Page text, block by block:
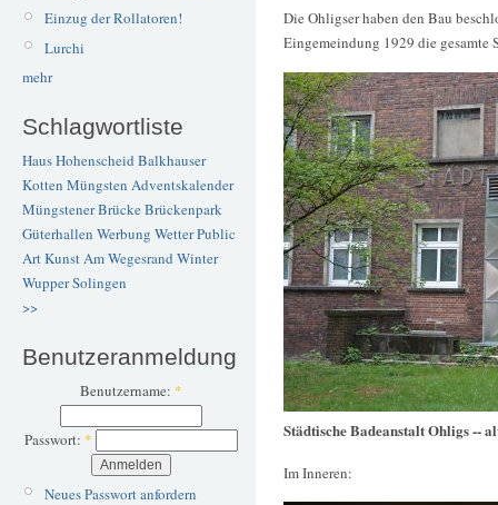
Einzug der Rollatoren!
Lurchi
mehr
Schlagwortliste
Haus Hohenscheid Balkhauser
Kotten Müngsten Adventskalender
Müngstener BrückeBrückenpark
Güterhallen Werbung WetterPublic
ArtKunstAm Wegesrand Winter
WupperSolingen
>>
Benutzeranmeldung
Benutzername: *
Passwort: *
Neues Passwort anfordern
Die Ohligser haben den Bau
Eingemeindung 1929 die gesamte
Städtische Badeanstalt Ohligs --
Im Inneren: